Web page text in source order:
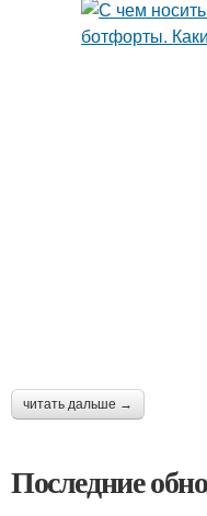
читать дальше →
Последние